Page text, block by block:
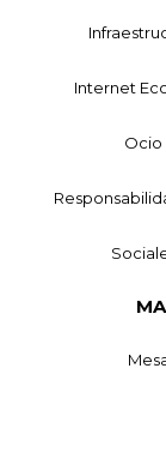
Internet
Ocio